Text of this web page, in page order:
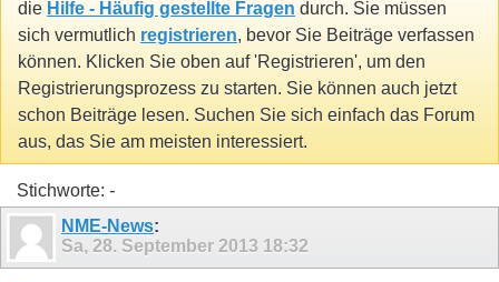
die Hilfe - Häufig gestellte Fragen durch. Sie müssen
sich vermutlich registrieren, bevor Sie Beiträge verfassen
können. Klicken Sie oben auf 'Registrieren', um den
Registrierungsprozess zu starten. Sie können auch jetzt
schon Beiträge lesen. Suchen Sie sich einfach das Forum
aus, das Sie am meisten interessiert.
Stichworte: -
NME-News:
Sa, 28. September 2013 18:32